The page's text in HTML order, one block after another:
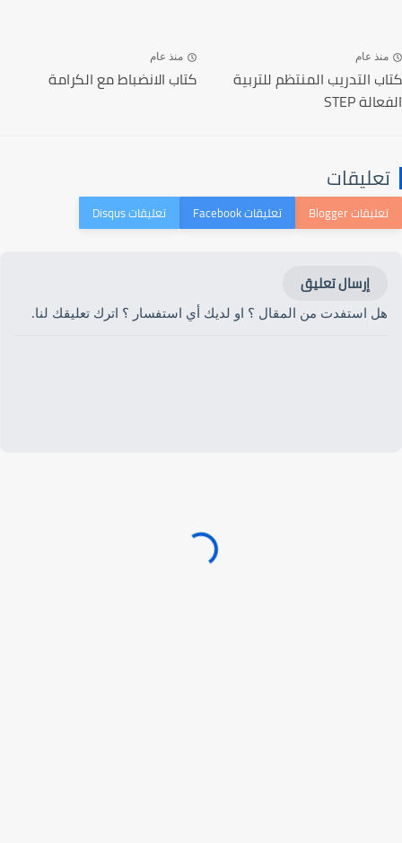
منذ عام
كتاب التدريب المنتظم للتربية
الفعالة STEP
منذ عام
كتاب الانضباط مع الكرامة
تعليقات
إرسال تعليق
هل استفدت من المقال ؟ او لديك أي استفسار ؟ اترك تعليقك لنا.